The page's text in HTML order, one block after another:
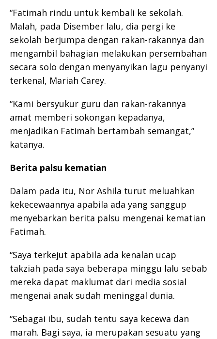
“Fatimah rindu untuk kembali ke sekolah.
Malah, pada Disember lalu, dia pergi ke
sekolah berjumpa dengan rakan-rakannya dan
mengambil bahagian melakukan persembahan
secara solo dengan menyanyikan lagu penyanyi
terkenal, Mariah Carey.
“Kami bersyukur guru dan rakan-rakannya
amat memberi sokongan kepadanya,
menjadikan Fatimah bertambah semangat,”
katanya.
Berita palsu kematian
Dalam pada itu, Nor Ashila turut meluahkan
kekecewaannya apabila ada yang sanggup
menyebarkan berita palsu mengenai kematian
Fatimah.
“Saya terkejut apabila ada kenalan ucap
takziah pada saya beberapa minggu lalu sebab
mereka dapat maklumat dari media sosial
mengenai anak sudah meninggal dunia.
“Sebagai ibu, sudah tentu saya kecewa dan
marah. Bagi saya, ia merupakan sesuatu yang